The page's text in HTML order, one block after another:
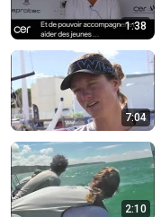
1:38
7:04
2:10